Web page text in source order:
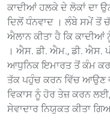
ਕਾਦੀਆਂ ਹਲਕੇ ਦੇ ਲੋਕਾਂ ਦਾ
ਦਿਲੋਂ ਧੰਨਵਾਦ । ਲੰਬੇ ਸਮੇਂ ਤੋਂ
ਐਲਾਨ ਕੀਤਾ ਹੈ ਕਿ
। ਐਸ. ਡੀ. ਐਮ., ਡੀ. ਐਸ.
ਆਧੁਨਿਕ ਇਮਾਰਤ ਤੋਂ ਕੰਮ
ਤੱਕ ਪਹੁੰਚ ਕਰਨ ਵਿੱਚ ਆਉਣ
ਵਿਕਾਸ ਨੂੰ ਹੋਰ ਤੇਜ਼ ਕਰਨ
ਸੇਵਾਦਾਰ ਨਿਯੁਕਤ ਕੀਤਾ